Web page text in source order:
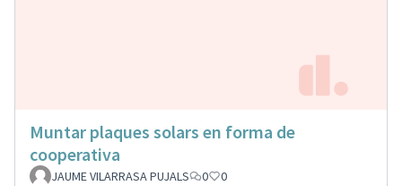
Muntar plaques solars en forma de
cooperativa
JAUME VILARRASA PUJALS 0 0